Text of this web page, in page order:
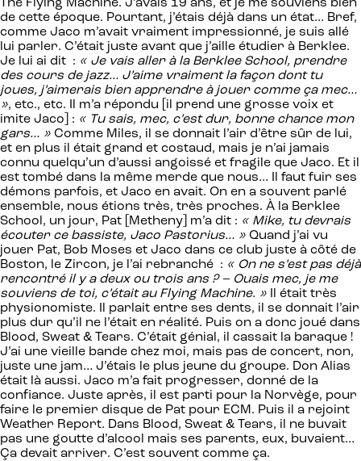
The Flying Machine. J’avais 19 ans, et je me souviens bien
de cette époque. Pourtant, j’étais déjà dans un état… Bref,
comme Jaco m’avait vraiment impressionné, je suis allé
lui parler. C’était juste avant que j’aille étudier à Berklee.
Je lui ai dit : « Je vais aller à la Berklee School, prendre
des cours de jazz… J’aime vraiment la façon dont tu
joues, j’aimerais bien apprendre à jouer comme ça mec…
», etc., etc. Il m’a répondu [il prend une grosse voix et
imite Jaco] : « Tu sais, mec, c’est dur, bonne chance mon
gars… » Comme Miles, il se donnait l’air d’être sûr de lui,
et en plus il était grand et costaud, mais je n’ai jamais
connu quelqu’un d’aussi angoissé et fragile que Jaco. Et il
est tombé dans la même merde que nous… Il faut fuir ses
démons parfois, et Jaco en avait. On en a souvent parlé
ensemble, nous étions très, très proches. À la Berklee
School, un jour, Pat [Metheny] m’a dit : « Mike, tu devrais
écouter ce bassiste, Jaco Pastorius… » Quand j’ai vu
jouer Pat, Bob Moses et Jaco dans ce club juste à côté de
Boston, le Zircon, je l’ai rebranché : « On ne s’est pas déjà
rencontré il y a deux ou trois ans ? – Ouais mec, je me
souviens de toi, c’était au Flying Machine. » Il était très
physionomiste. Il parlait entre ses dents, il se donnait l’air
plus dur qu’il ne l’était en réalité. Puis on a donc joué dans
Blood, Sweat & Tears. C’était génial, il cassait la baraque !
J’ai une vieille bande chez moi, mais pas de concert, non,
juste une jam… J’étais le plus jeune du groupe. Don Alias
était là aussi. Jaco m’a fait progresser, donné de la
confiance. Juste après, il est parti pour la Norvège, pour
faire le premier disque de Pat pour ECM. Puis il a rejoint
Weather Report. Dans Blood, Sweat & Tears, il ne buvait
pas une goutte d’alcool mais ses parents, eux, buvaient…
Ça devait arriver. C’est souvent comme ça.